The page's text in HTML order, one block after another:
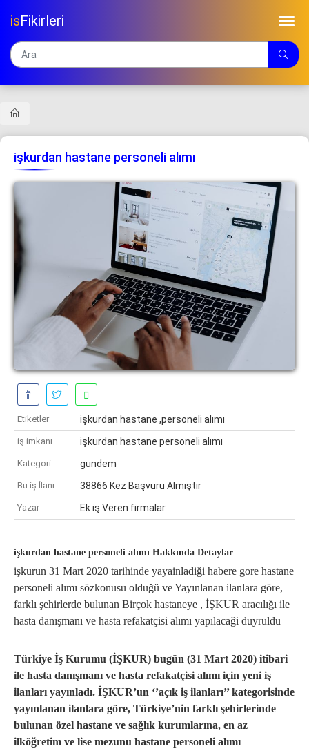
isFikirleri
işkurdan hastane personeli alımı
Etiketler işkurdan hastane ,personeli alımı
iş imkanı işkurdan hastane personeli alımı
Kategori gundem
Bu iş İlanı 38866 Kez Başvuru Almıştır
Yazar Ek iş Veren firmalar
işkurdan hastane personeli alımı Hakkında Detaylar
işkurun 31 Mart 2020 tarihinde yayainladiği habere gore hastane
personeli alımı sözkonusu olduğü ve Yayınlanan ilanlara göre,
farklı şehirlerde bulunan Birçok hastaneye , İŞKUR aracılığı ile
hasta danışmanı ve hasta refakatçisi alımı yapılacaği duyruldu
Türkiye İş Kurumu (İŞKUR) bugün (31 Mart 2020) itibari
ile hasta danışmanı ve hasta refakatçisi alımı için yeni iş
ilanları yayınladı. İŞKUR’un ‘’açık iş ilanları’’ kategorisinde
yayınlanan ilanlara göre, Türkiye’nin farklı şehirlerinde
bulunan özel hastane ve sağlık kurumlarına, en az
ilköğretim ve lise mezunu hastane personeli alımı